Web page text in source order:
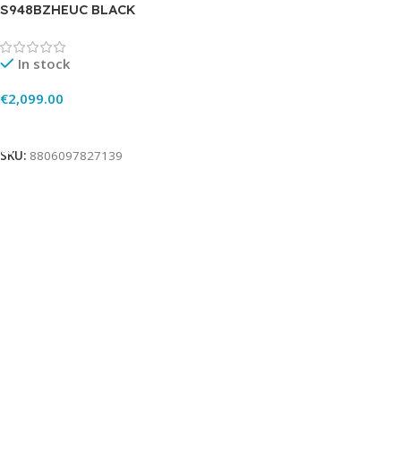
S948BZHEUC BLACK
In stock
€2,099.00
SKU: 8806097827139